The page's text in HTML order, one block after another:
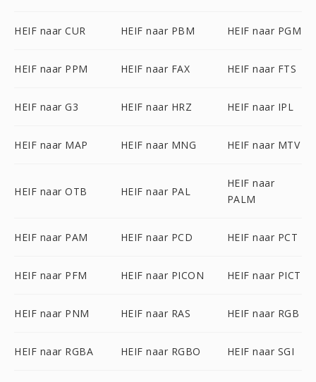
HEIF naar CUR HEIF naar PBM HEIF naar PGM
HEIF naar PPM HEIF naar FAX HEIF naar FTS
HEIF naar G3 HEIF naar HRZ HEIF naar IPL
HEIF naar MAP HEIF naar MNG HEIF naar MTV
HEIF naar OTB HEIF naar PAL
HEIF naar
PALM
HEIF naar PAM HEIF naar PCD HEIF naar PCT
HEIF naar PFM HEIF naar PICON HEIF naar PICT
HEIF naar PNM HEIF naar RAS HEIF naar RGB
HEIF naar RGBA HEIF naar RGBO HEIF naar SGI